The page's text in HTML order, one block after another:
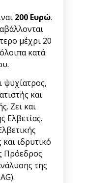
200 Ευρώ.
μέχρι 20
κατά
ψυχίατρος,
και
Ζει και
Ελβετίας.
ιδρυτικό
Πρόεδρος
της